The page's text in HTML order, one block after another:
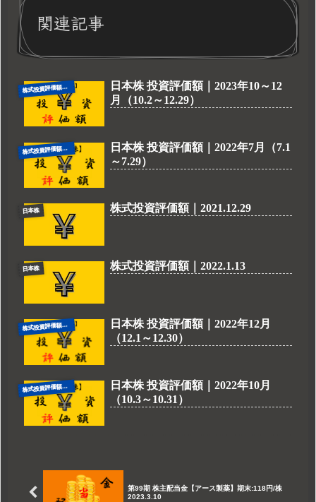
関連記事
株式投資評価額（日本株）
日本株 投資評価額｜2023年10～12
月（10.2～12.29）
株式投資評価額（日本株）
日本株 投資評価額｜2022年7月（7.1
～7.29）
日本株 株式投資評価額｜2021.12.29
日本株 株式投資評価額｜2022.1.13
株式投資評価額（日本株）
日本株 投資評価額｜2022年12月
（12.1～12.30）
株式投資評価額（日本株）
日本株 投資評価額｜2022年10月
（10.3～10.31）
第99期 株主配当金【アース製薬】期末:118円/株
2023.3.10